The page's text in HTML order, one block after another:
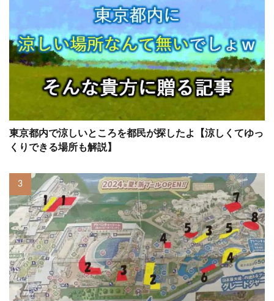
東京都内で涼しいところを都民が探したよ【涼しくてゆっ
くりできる場所も解説】